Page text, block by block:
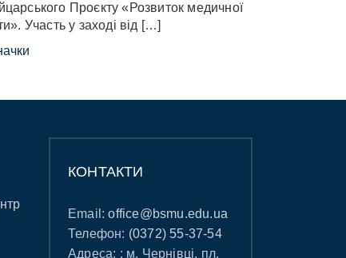
Проєкту «Розвиток медичної
Участь у заході від […]
КОНТАКТИ
Email:office@bsmu.edu.ua
Телефон: (0372) 55-37-54
Адреса: : м. Чернівці, пл.